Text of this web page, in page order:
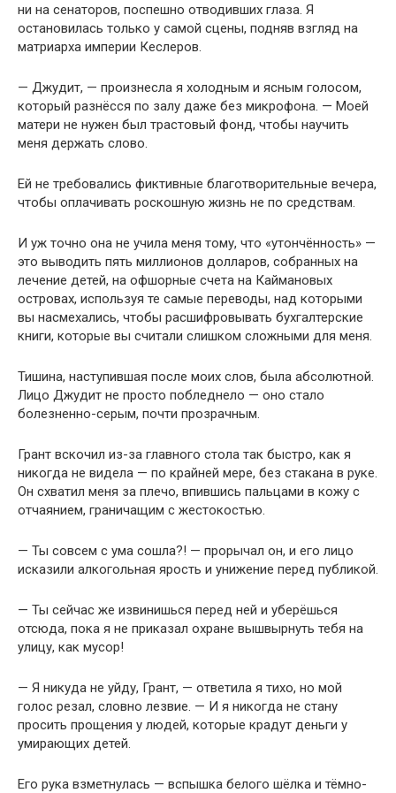
ни на сенаторов, поспешно отводивших глаза. Я
остановилась только у самой сцены, подняв взгляд на
матриарха империи Кеслеров.
— Джудит, — произнесла я холодным и ясным голосом,
который разнёсся по залу даже без микрофона. — Моей
матери не нужен был трастовый фонд, чтобы научить
меня держать слово.
Ей не требовались фиктивные благотворительные вечера,
чтобы оплачивать роскошную жизнь не по средствам.
И уж точно она не учила меня тому, что «утончённость» —
это выводить пять миллионов долларов, собранных на
лечение детей, на офшорные счета на Каймановых
островах, используя те самые переводы, над которыми
вы насмехались, чтобы расшифровывать бухгалтерские
книги, которые вы считали слишком сложными для меня.
Тишина, наступившая после моих слов, была абсолютной.
Лицо Джудит не просто побледнело — оно стало
болезненно-серым, почти прозрачным.
Грант вскочил из-за главного стола так быстро, как я
никогда не видела — по крайней мере, без стакана в руке.
Он схватил меня за плечо, впившись пальцами в кожу с
отчаянием, граничащим с жестокостью.
— Ты совсем с ума сошла?! — прорычал он, и его лицо
исказили алкогольная ярость и унижение перед публикой.
— Ты сейчас же извинишься перед ней и уберёшься
отсюда, пока я не приказал охране вышвырнуть тебя на
улицу, как мусор!
— Я никуда не уйду, Грант, — ответила я тихо, но мой
голос резал, словно лезвие. — И я никогда не стану
просить прощения у людей, которые крадут деньги у
умирающих детей.
Его рука взметнулась — вспышка белого шёлка и тёмно-